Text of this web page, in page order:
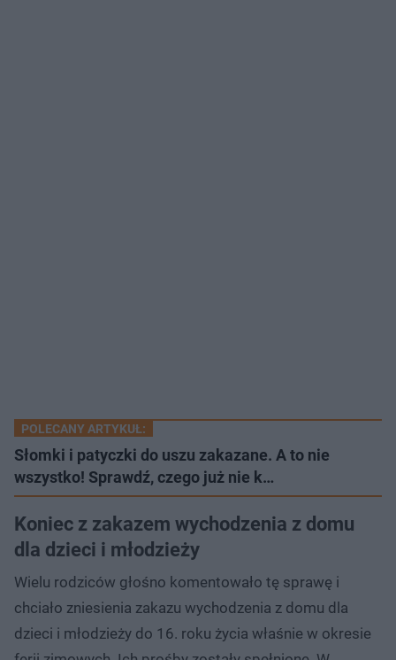
POLECANY ARTYKUŁ:
Słomki i patyczki do uszu zakazane. A to nie
wszystko! Sprawdź, czego już nie k…
Koniec z zakazem wychodzenia z domu
dla dzieci i młodzieży
Wielu rodziców głośno komentowało tę sprawę i
chciało zniesienia zakazu wychodzenia z domu dla
dzieci i młodzieży do 16. roku życia właśnie w okresie